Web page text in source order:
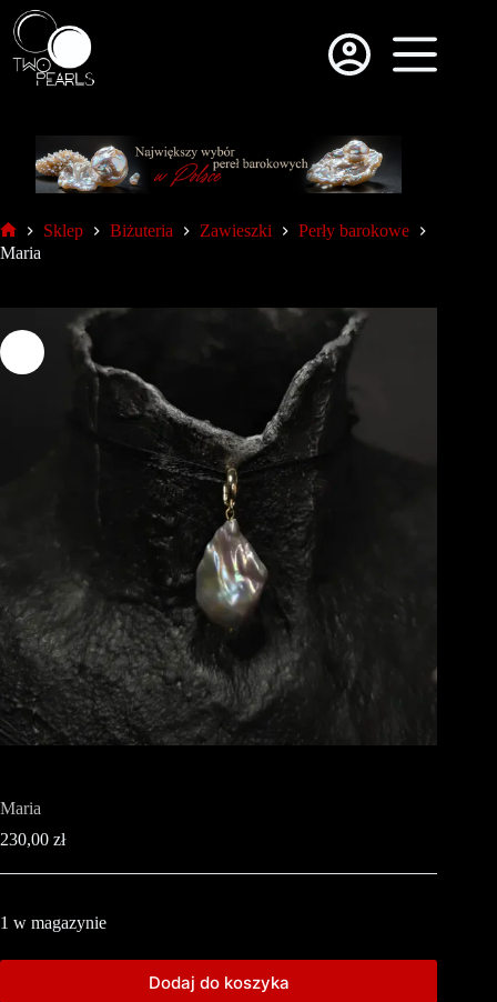
Sklep Biżuteria Zawieszki
Perły barokowe
Maria
Maria
230,00 zł
1 w magazynie
Dodaj do koszyka